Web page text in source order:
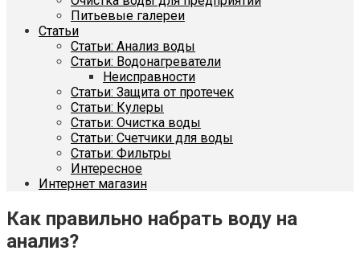
Питьевые галереи
Статьи
Статьи: Анализ воды
Статьи: Водонагреватели
Неисправности
Статьи: Защита от протечек
Статьи: Кулеры
Статьи: Очистка воды
Статьи: Счетчики для воды
Статьи: Фильтры
Интересное
Интернет магазин
Как правильно набрать воду на
анализ?